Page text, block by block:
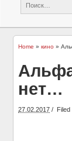
Home »кино »
нет…
27.02.2017